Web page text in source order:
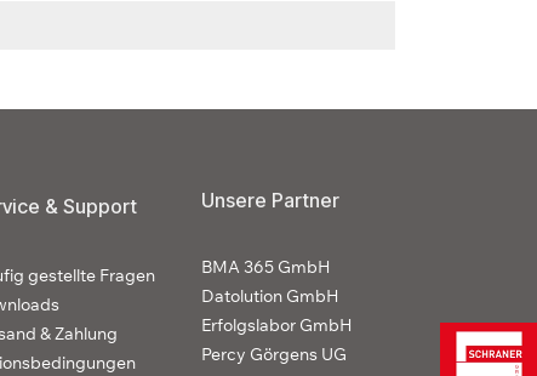
& Support
gestellte Fragen
& Zahlung
Unsere Partner
BMA 365 GmbH
Datolution GmbH
Erfolgslabor GmbH
Percy Görgens UG